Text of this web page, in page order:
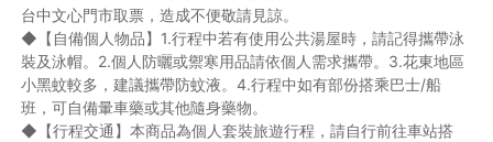
台中文心門市取票，造成不便敬請見諒。
◆【自備個人物品】1.行程中若有使用公共湯屋時，請記得攜帶泳
裝及泳帽。2.個人防曬或禦寒用品請依個人需求攜帶。3.花東地區
小黑蚊較多，建議攜帶防蚊液。4.行程中如有部份搭乘巴士/船
班，可自備暈車藥或其他隨身藥物。
◆【行程交通】本商品為個人套裝旅遊行程，請自行前往車站搭